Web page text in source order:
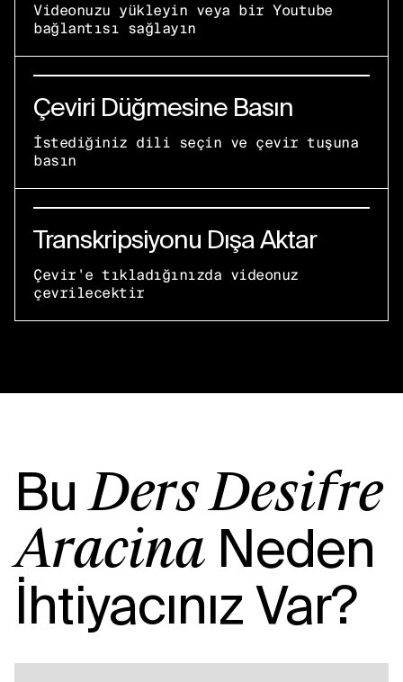
Videonuzu yükleyin veya bir Youtube
bağlantısı sağlayın
Çeviri Düğmesine Basın
İstediğiniz dili seçin ve çevir tuşuna
basın
Transkripsiyonu Dışa Aktar
Çevir'e tıkladığınızda videonuz
çevrilecektir
Bu Ders Deşifre
Aracına Neden
İhtiyacınız Var?